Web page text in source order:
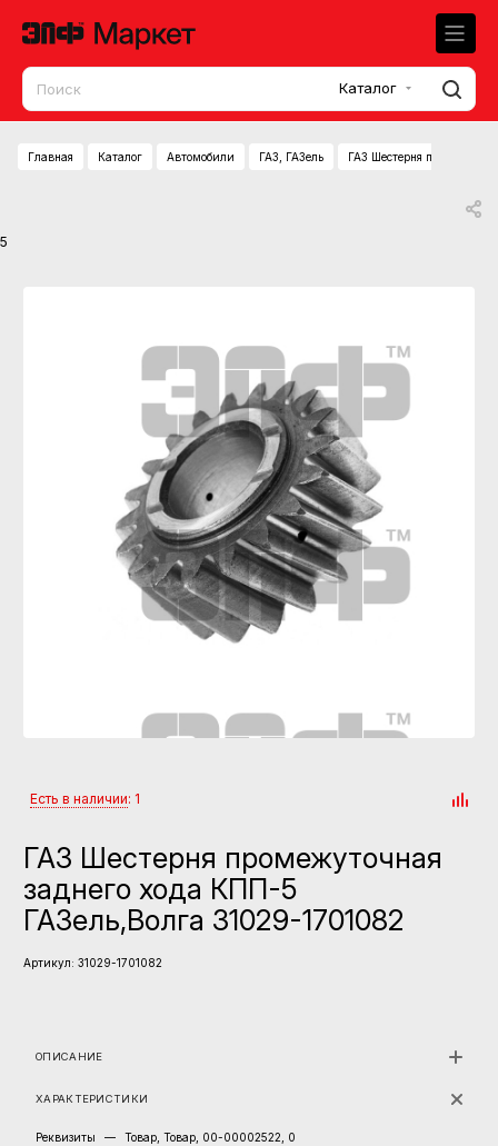
Каталог
Главная Каталог Автомобили ГАЗ, ГАЗель ГАЗ Шестерня
5
Есть в наличии: 1
ГАЗ Шестерня промежуточная
заднего хода КПП-5
ГАЗель,Волга 31029-1701082
Артикул: 31029-1701082
ОПИСАНИЕ
ХАРАКТЕРИСТИКИ
Реквизиты —
Товар, Товар, 00-00002522, 0